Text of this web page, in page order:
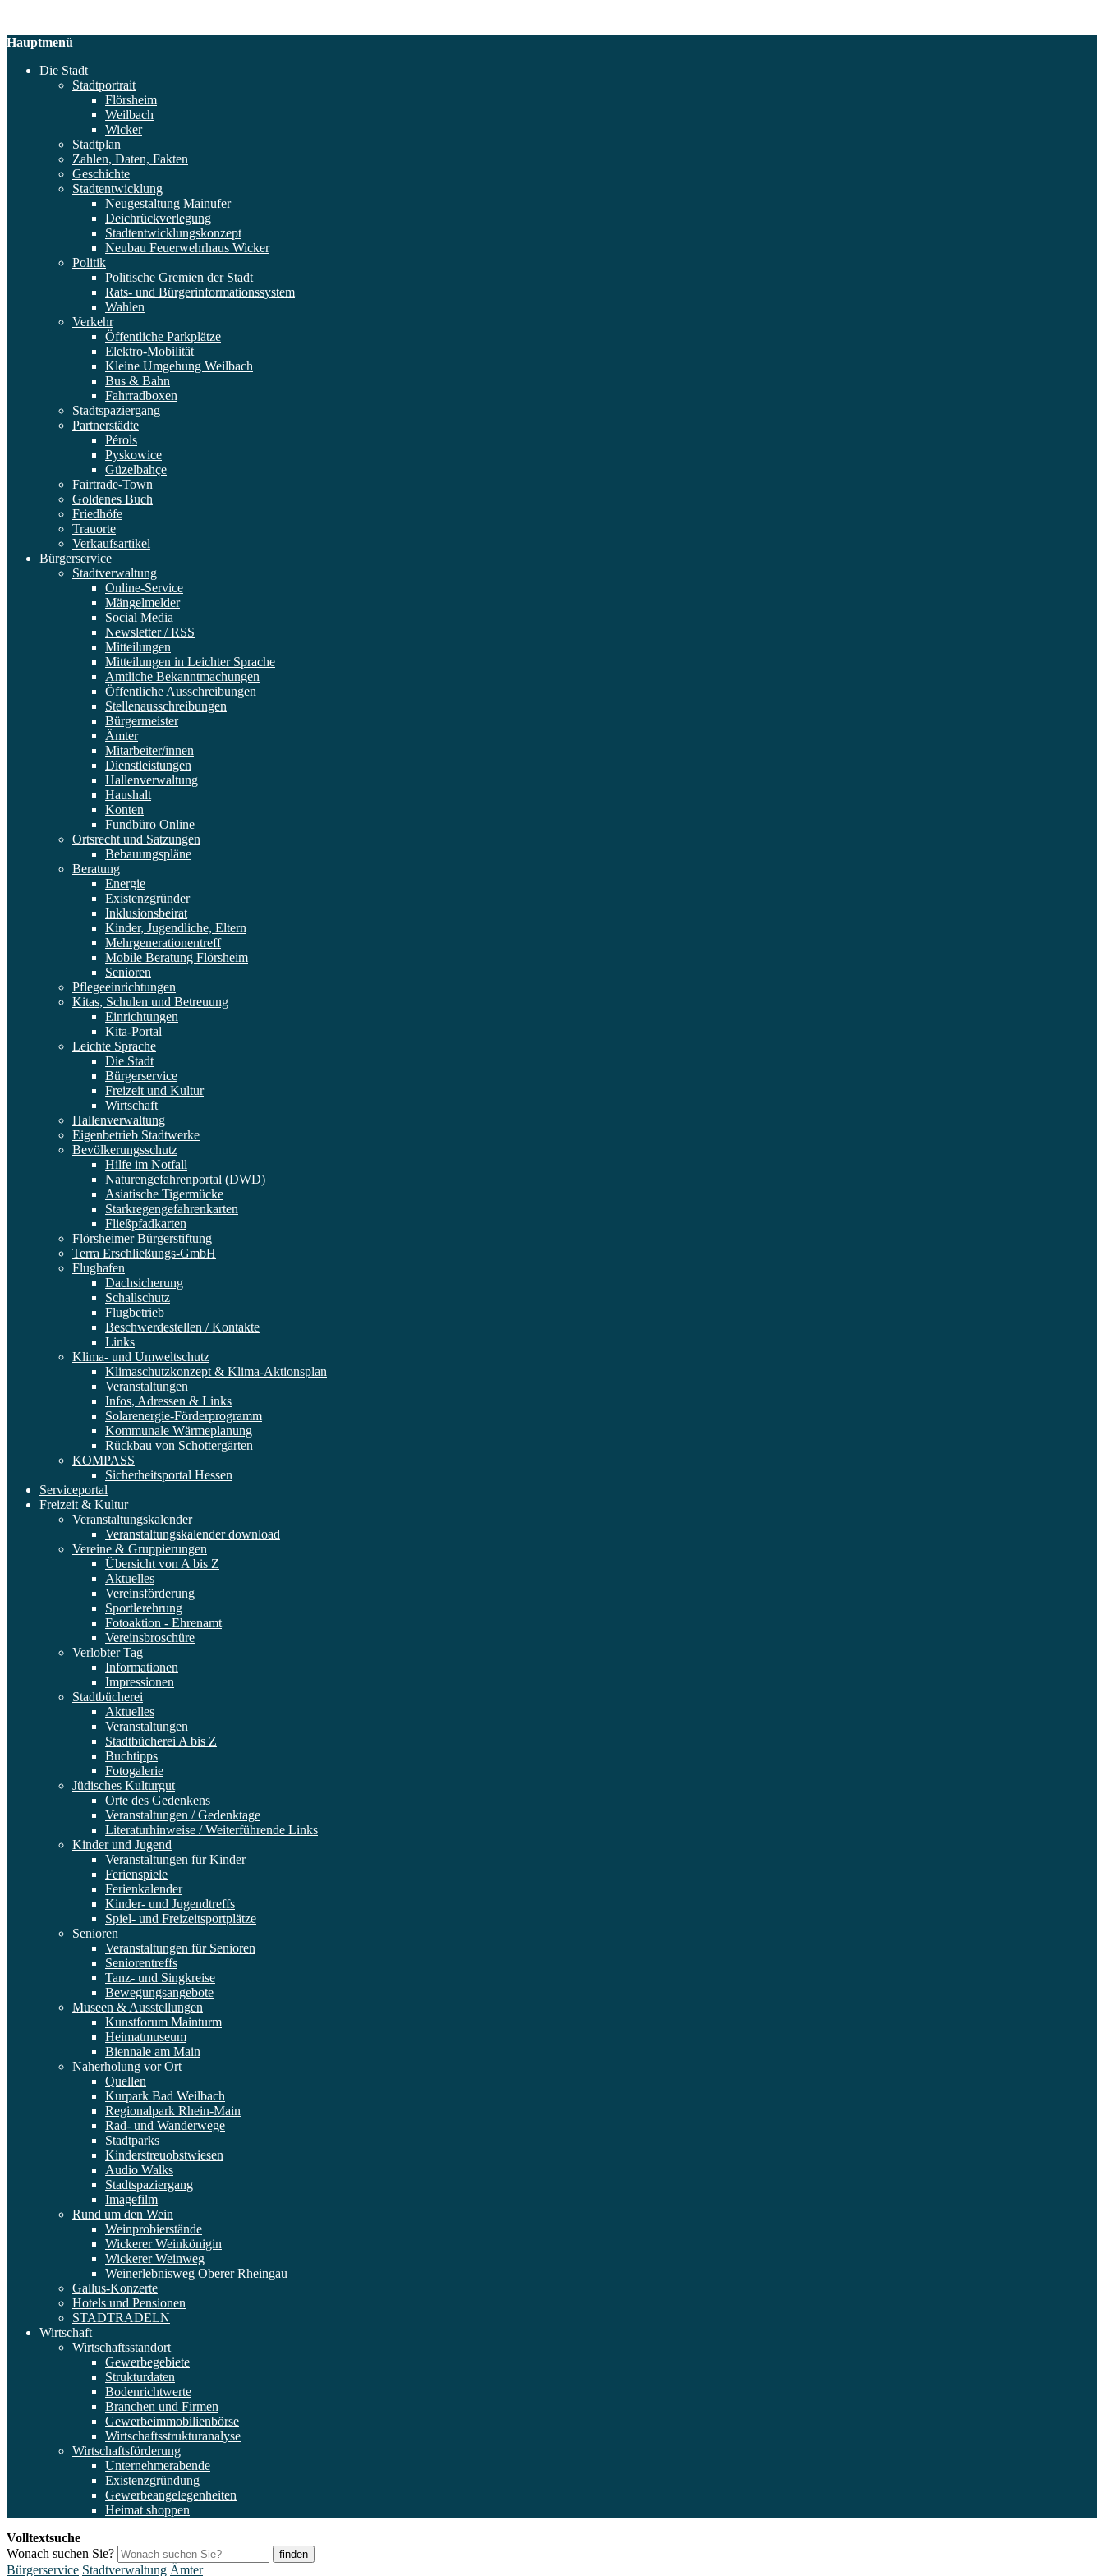
Hauptmenü
Die Stadt
Stadtportrait
Flörsheim
Weilbach
Wicker
Stadtplan
Zahlen, Daten, Fakten
Geschichte
Stadtentwicklung
Neugestaltung Mainufer
Deichrückverlegung
Stadtentwicklungskonzept
Neubau Feuerwehrhaus Wicker
Politik
Politische Gremien der Stadt
Rats- und Bürgerinformationssystem
Wahlen
Verkehr
Öffentliche Parkplätze
Elektro-Mobilität
Kleine Umgehung Weilbach
Bus & Bahn
Fahrradboxen
Stadtspaziergang
Partnerstädte
Pérols
Pyskowice
Güzelbahçe
Fairtrade-Town
Goldenes Buch
Friedhöfe
Trauorte
Verkaufsartikel
Bürgerservice
Stadtverwaltung
Online-Service
Mängelmelder
Social Media
Newsletter / RSS
Mitteilungen
Mitteilungen in Leichter Sprache
Amtliche Bekanntmachungen
Öffentliche Ausschreibungen
Stellenausschreibungen
Bürgermeister
Ämter
Mitarbeiter/innen
Dienstleistungen
Hallenverwaltung
Haushalt
Konten
Fundbüro Online
Ortsrecht und Satzungen
Bebauungspläne
Beratung
Energie
Existenzgründer
Inklusionsbeirat
Kinder, Jugendliche, Eltern
Mehrgenerationentreff
Mobile Beratung Flörsheim
Senioren
Pflegeeinrichtungen
Kitas, Schulen und Betreuung
Einrichtungen
Kita-Portal
Leichte Sprache
Die Stadt
Bürgerservice
Freizeit und Kultur
Wirtschaft
Hallenverwaltung
Eigenbetrieb Stadtwerke
Bevölkerungsschutz
Hilfe im Notfall
Naturengefahrenportal (DWD)
Asiatische Tigermücke
Starkregengefahrenkarten
Fließpfadkarten
Flörsheimer Bürgerstiftung
Terra Erschließungs-GmbH
Flughafen
Dachsicherung
Schallschutz
Flugbetrieb
Beschwerdestellen / Kontakte
Links
Klima- und Umweltschutz
Klimaschutzkonzept & Klima-Aktionsplan
Veranstaltungen
Infos, Adressen & Links
Solarenergie-Förderprogramm
Kommunale Wärmeplanung
Rückbau von Schottergärten
KOMPASS
Sicherheitsportal Hessen
Serviceportal
Freizeit & Kultur
Veranstaltungskalender
Veranstaltungskalender download
Vereine & Gruppierungen
Übersicht von A bis Z
Aktuelles
Vereinsförderung
Sportlerehrung
Fotoaktion - Ehrenamt
Vereinsbroschüre
Verlobter Tag
Informationen
Impressionen
Stadtbücherei
Aktuelles
Veranstaltungen
Stadtbücherei A bis Z
Buchtipps
Fotogalerie
Jüdisches Kulturgut
Orte des Gedenkens
Veranstaltungen / Gedenktage
Literaturhinweise / Weiterführende Links
Kinder und Jugend
Veranstaltungen für Kinder
Ferienspiele
Ferienkalender
Kinder- und Jugendtreffs
Spiel- und Freizeitsportplätze
Senioren
Veranstaltungen für Senioren
Seniorentreffs
Tanz- und Singkreise
Bewegungsangebote
Museen & Ausstellungen
Kunstforum Mainturm
Heimatmuseum
Biennale am Main
Naherholung vor Ort
Quellen
Kurpark Bad Weilbach
Regionalpark Rhein-Main
Rad- und Wanderwege
Stadtparks
Kinderstreuobstwiesen
Audio Walks
Stadtspaziergang
Imagefilm
Rund um den Wein
Weinprobierstände
Wickerer Weinkönigin
Wickerer Weinweg
Weinerlebnisweg Oberer Rheingau
Gallus-Konzerte
Hotels und Pensionen
STADTRADELN
Wirtschaft
Wirtschaftsstandort
Gewerbegebiete
Strukturdaten
Bodenrichtwerte
Branchen und Firmen
Gewerbeimmobilienbörse
Wirtschaftsstrukturanalyse
Wirtschaftsförderung
Unternehmerabende
Existenzgründung
Gewerbeangelegenheiten
Heimat shoppen
Volltextsuche
Wonach suchen Sie?
finden
Bürgerservice Stadtverwaltung Ämter